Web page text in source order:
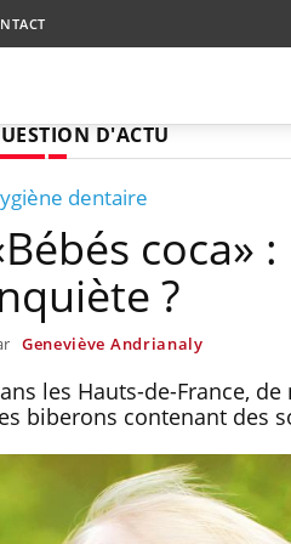
D'ACTU
dentaire
coca»
?
Geneviève Andrianaly
les Hauts-de-France,
biberons contenant des